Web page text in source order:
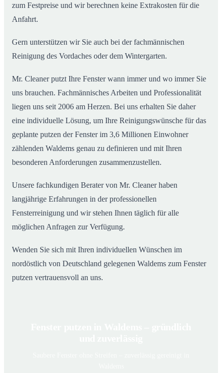
zum Festpreise und wir berechnen keine Extrakosten für die
Anfahrt.
Gern unterstützen wir Sie auch bei der fachmännischen
Reinigung des Vordaches oder dem Wintergarten.
Mr. Cleaner putzt Ihre Fenster wann immer und wo immer Sie
uns brauchen. Fachmännisches Arbeiten und Professionalität
liegen uns seit 2006 am Herzen. Bei uns erhalten Sie daher
eine individuelle Lösung, um Ihre Reinigungswünsche für das
geplante putzen der Fenster im 3,6 Millionen Einwohner
zählenden Waldems genau zu definieren und mit Ihren
besonderen Anforderungen zusammenzustellen.
Unsere fachkundigen Berater von Mr. Cleaner haben
langjährige Erfahrungen in der professionellen
Fensterreinigung und wir stehen Ihnen täglich für alle
möglichen Anfragen zur Verfügung.
Wenden Sie sich mit Ihren individuellen Wünschen im
nordöstlich von Deutschland gelegenen Waldems zum Fenster
putzen vertrauensvoll an uns.